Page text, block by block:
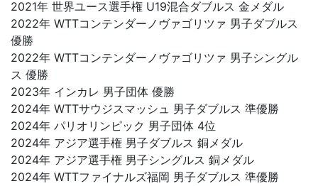
2021年 世界ユース選手権 U19混合ダブルス 金メダル
2022年 WTTコンテンダーノヴァゴリツァ 男子ダブルス
優勝
2022年 WTTコンテンダーノヴァゴリツァ 男子シングル
ス 優勝
2023年 インカレ 男子団体 優勝
2024年 WTTサウジスマッシュ 男子ダブルス 準優勝
2024年 パリオリンピック 男子団体 4位
2024年 アジア選手権 男子ダブルス 銅メダル
2024年 アジア選手権 男子シングルス 銅メダル
2024年 WTTファイナルズ福岡 男子ダブルス 準優勝